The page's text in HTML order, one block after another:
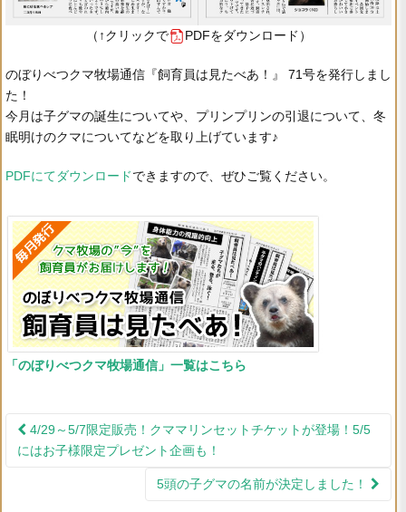
（↑クリックで PDFをダウンロード）
のぼりべつクマ牧場通信『飼育員は見たべあ！』 71号を発行しまし
た！
今月は子グマの誕生についてや、プリンプリンの引退について、冬
眠明けのクマについてなどを取り上げています♪
PDFにてダウンロードできますので、ぜひご覧ください。
「のぼりべつクマ牧場通信」一覧はこちら
投稿ナビゲーション
4/29～5/7限定販売！クママリンセットチケットが登場！5/5
にはお子様限定プレゼント企画も！
5頭の子グマの名前が決定しました！